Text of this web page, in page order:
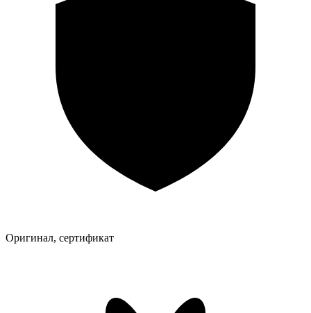
Оригинал, сертификат